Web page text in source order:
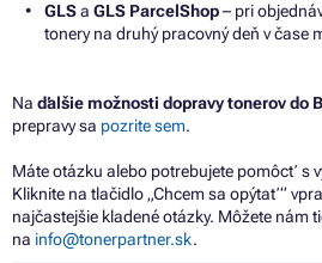
GLSa GLS ParcelShop– pri
tonery na druhý pracovný deň v čase
Na ďalšie možnosti dopravy tonerov do
prepravy sa pozrite sem.
Máte otázku alebo potrebujete pomôcť s
Kliknite na tlačidlo „Chcem sa opýtať“
najčastejšie kladené otázky. Môžete nám
na info@tonerpartner.sk.